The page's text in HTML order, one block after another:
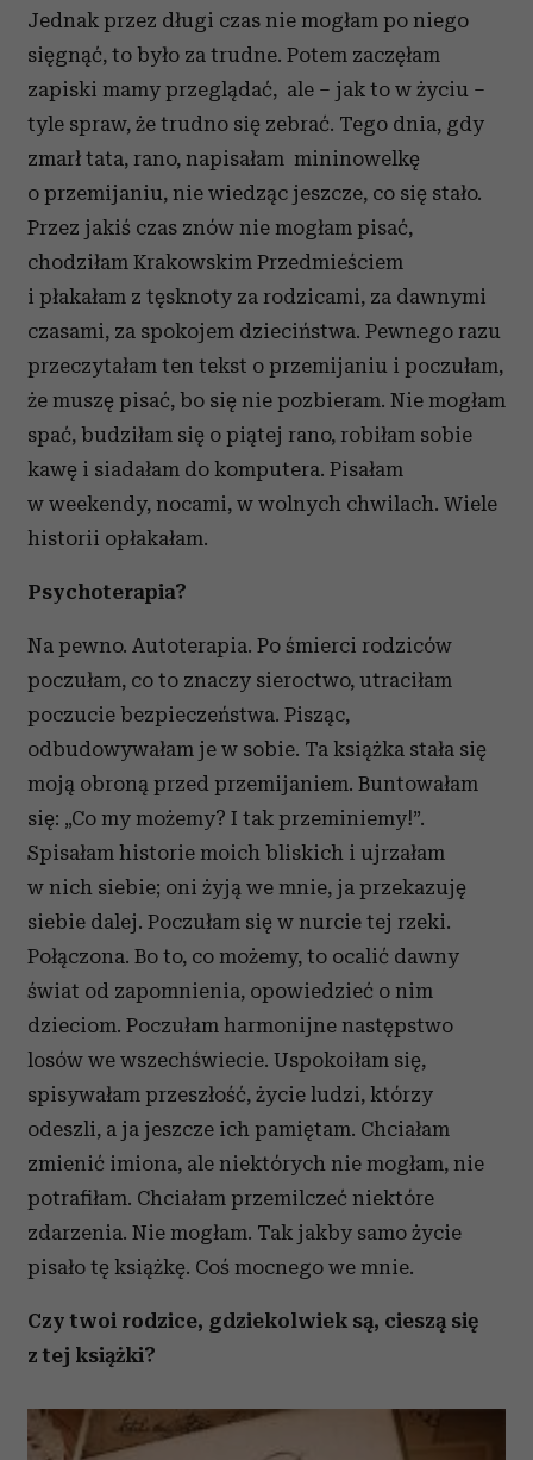
Jednak przez długi czas nie mogłam po niego
sięgnąć, to było za trudne. Potem zaczęłam
zapiski mamy przeglądać, ale – jak to w życiu –
tyle spraw, że trudno się zebrać. Tego dnia, gdy
zmarł tata, rano, napisałam mininowelkę
o przemijaniu, nie wiedząc jeszcze, co się stało.
Przez jakiś czas znów nie mogłam pisać,
chodziłam Krakowskim Przedmieściem
i płakałam z tęsknoty za rodzicami, za dawnymi
czasami, za spokojem dzieciństwa. Pewnego razu
przeczytałam ten tekst o przemijaniu i poczułam,
że muszę pisać, bo się nie pozbieram. Nie mogłam
spać, budziłam się o piątej rano, robiłam sobie
kawę i siadałam do komputera. Pisałam
w weekendy, nocami, w wolnych chwilach. Wiele
historii opłakałam.
Psychoterapia?
Na pewno. Autoterapia. Po śmierci rodziców
poczułam, co to znaczy sieroctwo, utraciłam
poczucie bezpieczeństwa. Pisząc,
odbudowywałam je w sobie. Ta książka stała się
moją obroną przed przemijaniem. Buntowałam
się: „Co my możemy? I tak przeminiemy!”.
Spisałam historie moich bliskich i ujrzałam
w nich siebie; oni żyją we mnie, ja przekazuję
siebie dalej. Poczułam się w nurcie tej rzeki.
Połączona. Bo to, co możemy, to ocalić dawny
świat od zapomnienia, opowiedzieć o nim
dzieciom. Poczułam harmonijne następstwo
losów we wszechświecie. Uspokoiłam się,
spisywałam przeszłość, życie ludzi, którzy
odeszli, a ja jeszcze ich pamiętam. Chciałam
zmienić imiona, ale niektórych nie mogłam, nie
potrafiłam. Chciałam przemilczeć niektóre
zdarzenia. Nie mogłam. Tak jakby samo życie
pisało tę książkę. Coś mocnego we mnie.
Czy twoi rodzice, gdziekolwiek są, cieszą się
z tej książki?